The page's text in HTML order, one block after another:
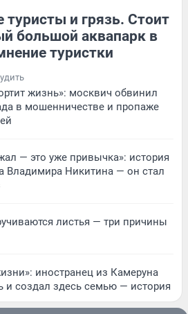
туристы и грязь. Стоит
большой аквапарк в
туристки
жизнь»: москвич обвинил
в мошенничестве и пропаже
— это уже привычка»: история
Владимира Никитина — он стал
листья — три причины
иностранец из Камеруна
и создал здесь семью — история